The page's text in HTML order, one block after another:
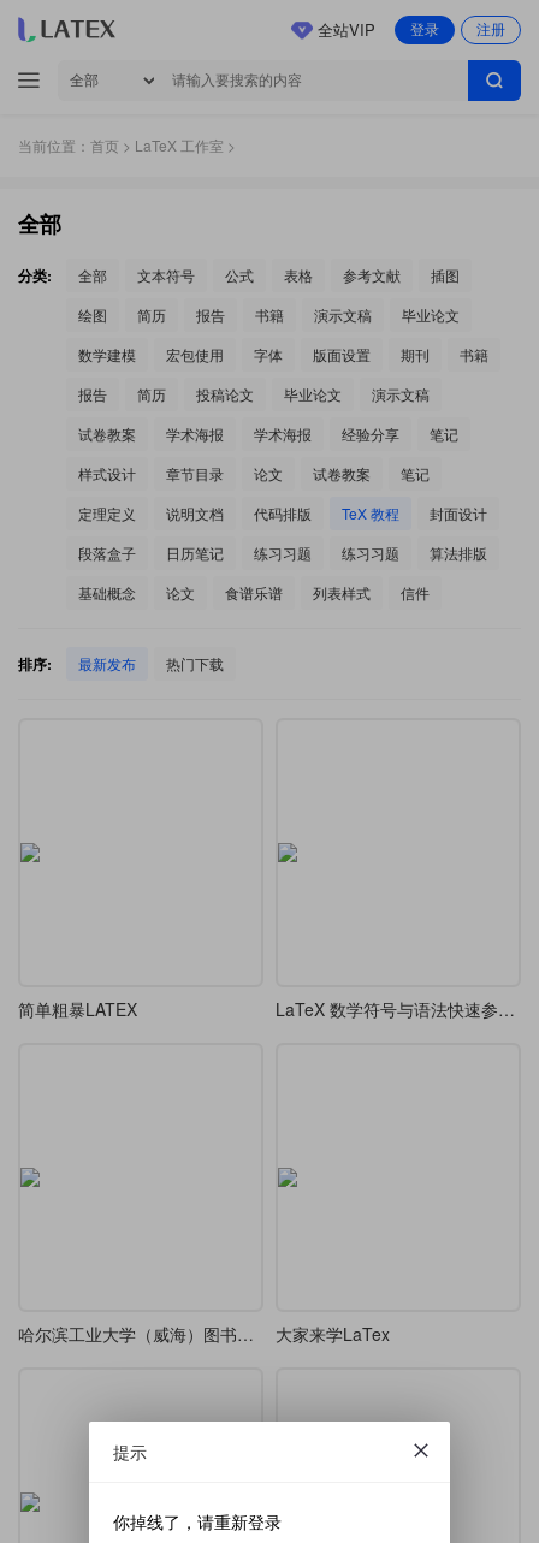
登录 注册
全站VIP
当前位置： 首页 > LaTeX 工作室 >
全部
分类: 全部 文本符号 公式 表格 参考文献
插图
绘图
简历 报告 书籍 演示文稿
毕业论文
数学建模
宏包使用 字体 版面设置 期刊
书籍
报告
简历 投稿论文 毕业论文
演示文稿
试卷教案
学术海报 学术海报 经验分享
笔记
样式设计
章节目录 论文 试卷教案
笔记
定理定义
说明文档 代码排版 TeX 教程
封面设计
段落盒子
日历笔记 练习习题 练习习题
算法排版
基础概念
论文 食谱乐谱 列表样式 信件
排序: 最新发布 热门下载
简单粗暴LATEX LaTeX 数学符号与语法快速参考教程
哈尔滨工业大学（威海）图书馆 “i 研堂” LaTeX 讲座讲义 大家来学LaTex
提示
你掉线了，请重新登录